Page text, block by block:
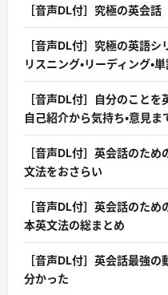
［音声DL付］究極の英会話
［音声DL付］究極の英語
リスニング・リーディング・単
［音声DL付］自分のこと
自己紹介から気持ち・意見ま
［音声DL付］英会話のた
文法をおさらい
［音声DL付］英会話のた
本英文法の総まとめ
［音声DL付］英会話最強
分かった